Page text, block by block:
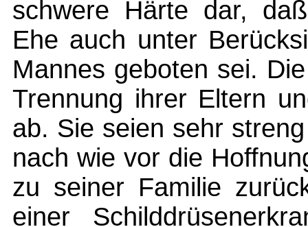
schwere Härte dar,
Ehe auch unter
Mannes geboten sei.
Trennung ihrer Eltern
ab. Sie seien sehr
nach wie vor die
zu seiner Familie
einer